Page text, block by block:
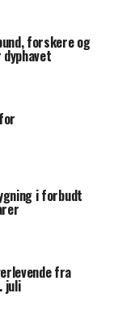
forskere og
i forbudt
fra
juli